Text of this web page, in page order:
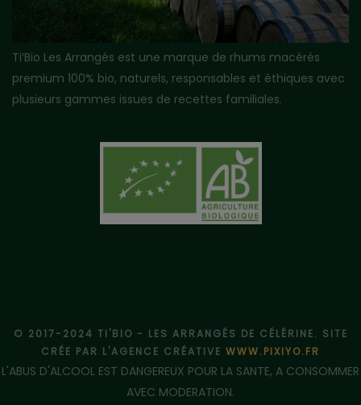
Ti’Bio Les Arrangés est une marque de rhums macérés
premium 100% bio, naturels, responsables et éthiques avec
plusieurs gammes issues de recettes familiales.
© 2017-2024 TI'BIO - LES ARRANGÉS DE CÉLÉRINE. SITE
CRÉE PAR L'AGENCE CRÉATIVE WWW.PIXIYO.FR
L'ABUS D'ALCOOL EST DANGEREUX POUR LA SANTE, A CONSOMMER
AVEC MODERATION.